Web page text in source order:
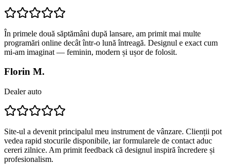
În primele două săptămâni după lansare, am primit mai multe
programări online decât într-o lună întreagă. Designul e exact cum
mi-am imaginat — feminin, modern și ușor de folosit.
Florin M.
Dealer auto
Site-ul a devenit principalul meu instrument de vânzare. Clienții pot
vedea rapid stocurile disponibile, iar formularele de contact aduc
cereri zilnice. Am primit feedback că designul inspiră încredere și
profesionalism.